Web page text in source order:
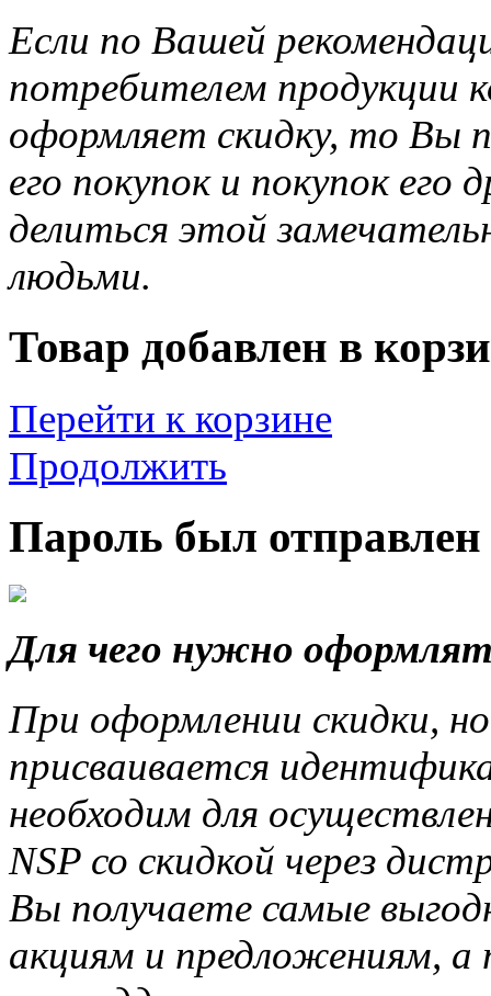
Если по Вашей
потребителем продукции
оформляет скидку, то Вы
его покупок и покупок
делиться этой
людьми.
Товар добавлен в
Перейти к корзине
Продолжить
Пароль был
Для чего нужно
При оформлении скидки,
присваивается
необходим для
NSP со скидкой через
Вы получаете самые
акциям и предложениям,